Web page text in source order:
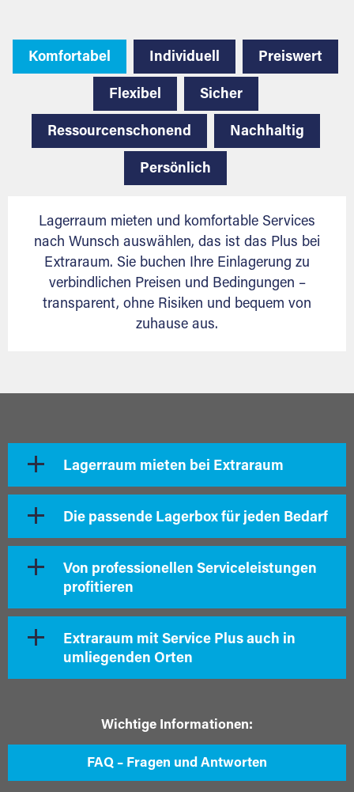
Komfortabel Individuell Preiswert
Flexibel Sicher
Ressourcenschonend Nachhaltig
Persönlich
Lagerraum mieten und komfortable Services
nach Wunsch auswählen, das ist das Plus bei
Extraraum. Sie buchen Ihre Einlagerung zu
verbindlichen Preisen und Bedingungen –
transparent, ohne Risiken und bequem von
zuhause aus.
Lagerraum mieten bei Extraraum
Die passende Lagerbox für jeden Bedarf
Von professionellen Serviceleistungen
profitieren
Extraraum mit Service Plus auch in
umliegenden Orten
Wichtige Informationen:
FAQ – Fragen und Antworten